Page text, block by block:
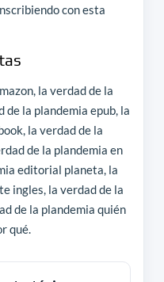
con esta
la verdad de la
de la plandemia epub, la
la verdad de la
de la plandemia en
editorial planeta, la
ingles, la verdad de la
de la plandemia quién
qué.